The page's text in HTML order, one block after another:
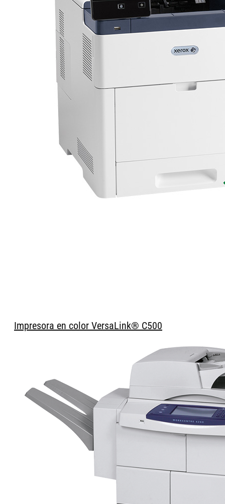
Impresora en color VersaLink® C500